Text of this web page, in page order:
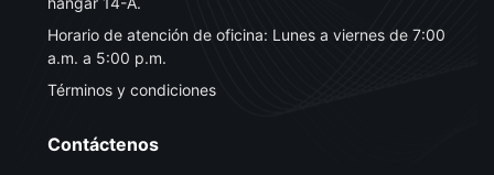
Horario de atención de oficina: Lunes a viernes de 7:00
a.m. a 5:00 p.m.
Términos y condiciones
Contáctenos